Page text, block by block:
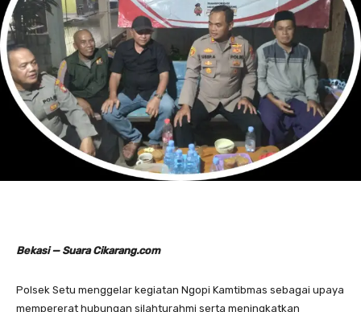
Bekasi — Suara Cikarang.com
Polsek Setu menggelar kegiatan Ngopi Kamtibmas sebagai upaya
mempererat hubungan silahturahmi serta meningkatkan